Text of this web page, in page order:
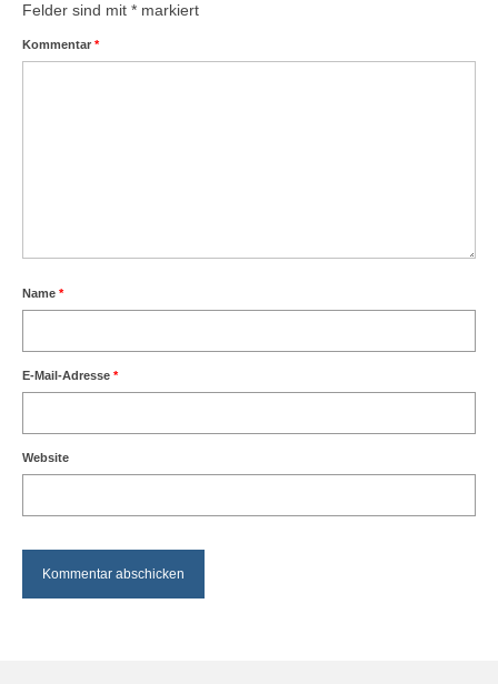
Felder sind mit * markiert
Kommentar *
Name *
E-Mail-Adresse *
Website